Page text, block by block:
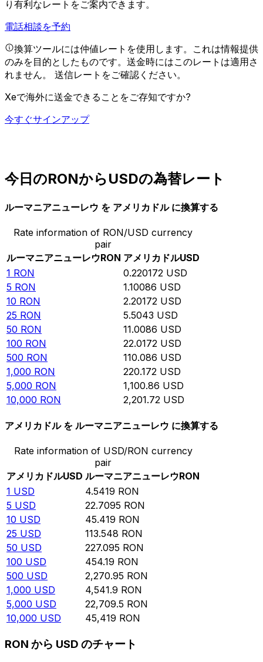
り有利なレートをご案内できます。
電話相談を予約
換算ツールには仲値レートを使用します。これは情報提供
のみを目的としたものです。送金時にはこのレートは適用さ
れません。 送信レートをご確認ください。
Xeで海外に送金できることをご存知ですか?
今すぐサインアップ
今日のRONからUSDの為替レート
ルーマニアニューレウ を アメリカドル に換算する
Rate information of RON/USD currency
pair
ルーマニアニューレウRON アメリカドルUSD
1 RON 0.220172 USD
5 RON 1.10086 USD
10 RON 2.20172 USD
25 RON 5.5043 USD
50 RON 11.0086 USD
100 RON 22.0172 USD
500 RON 110.086 USD
1,000 RON 220.172 USD
5,000 RON 1,100.86 USD
10,000 RON 2,201.72 USD
アメリカドル を ルーマニアニューレウ に換算する
Rate information of USD/RON currency
pair
アメリカドルUSD ルーマニアニューレウRON
1 USD 4.5419 RON
5 USD 22.7095 RON
10 USD 45.419 RON
25 USD 113.548 RON
50 USD 227.095 RON
100 USD 454.19 RON
500 USD 2,270.95 RON
1,000 USD 4,541.9 RON
5,000 USD 22,709.5 RON
10,000 USD 45,419 RON
RON から USD のチャート